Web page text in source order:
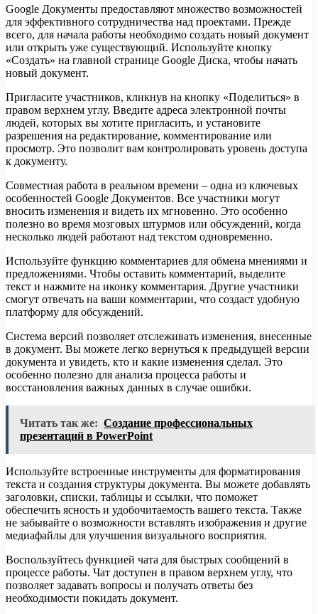
Google Документы предоставляют множество возможностей
для эффективного сотрудничества над проектами. Прежде
всего, для начала работы необходимо создать новый документ
или открыть уже существующий. Используйте кнопку
«Создать» на главной странице Google Диска, чтобы начать
новый документ.
Пригласите участников, кликнув на кнопку «Поделиться» в
правом верхнем углу. Введите адреса электронной почты
людей, которых вы хотите пригласить, и установите
разрешения на редактирование, комментирование или
просмотр. Это позволит вам контролировать уровень доступа
к документу.
Совместная работа в реальном времени – одна из ключевых
особенностей Google Документов. Все участники могут
вносить изменения и видеть их мгновенно. Это особенно
полезно во время мозговых штурмов или обсуждений, когда
несколько людей работают над текстом одновременно.
Используйте функцию комментариев для обмена мнениями и
предложениями. Чтобы оставить комментарий, выделите
текст и нажмите на иконку комментария. Другие участники
смогут отвечать на ваши комментарии, что создаст удобную
платформу для обсуждений.
Система версий позволяет отслеживать изменения, внесенные
в документ. Вы можете легко вернуться к предыдущей версии
документа и увидеть, кто и какие изменения сделал. Это
особенно полезно для анализа процесса работы и
восстановления важных данных в случае ошибки.
Читать так же: Создание профессиональных
презентаций в PowerPoint
Используйте встроенные инструменты для форматирования
текста и создания структуры документа. Вы можете добавлять
заголовки, списки, таблицы и ссылки, что поможет
обеспечить ясность и удобочитаемость вашего текста. Также
не забывайте о возможности вставлять изображения и другие
медиафайлы для улучшения визуального восприятия.
Воспользуйтесь функцией чата для быстрых сообщений в
процессе работы. Чат доступен в правом верхнем углу, что
позволяет задавать вопросы и получать ответы без
необходимости покидать документ.